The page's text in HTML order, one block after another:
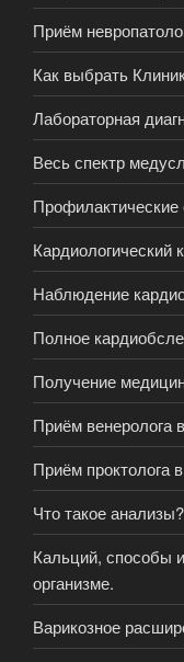
Приём
Как выбрать
Лабораторная
Весь спектр
Кардиологический
Наблюдение
Полное
Получение
Приём венеролога
Приём проктолога
Что такое анализы?
Кальций, способы
организме.
Варикозное